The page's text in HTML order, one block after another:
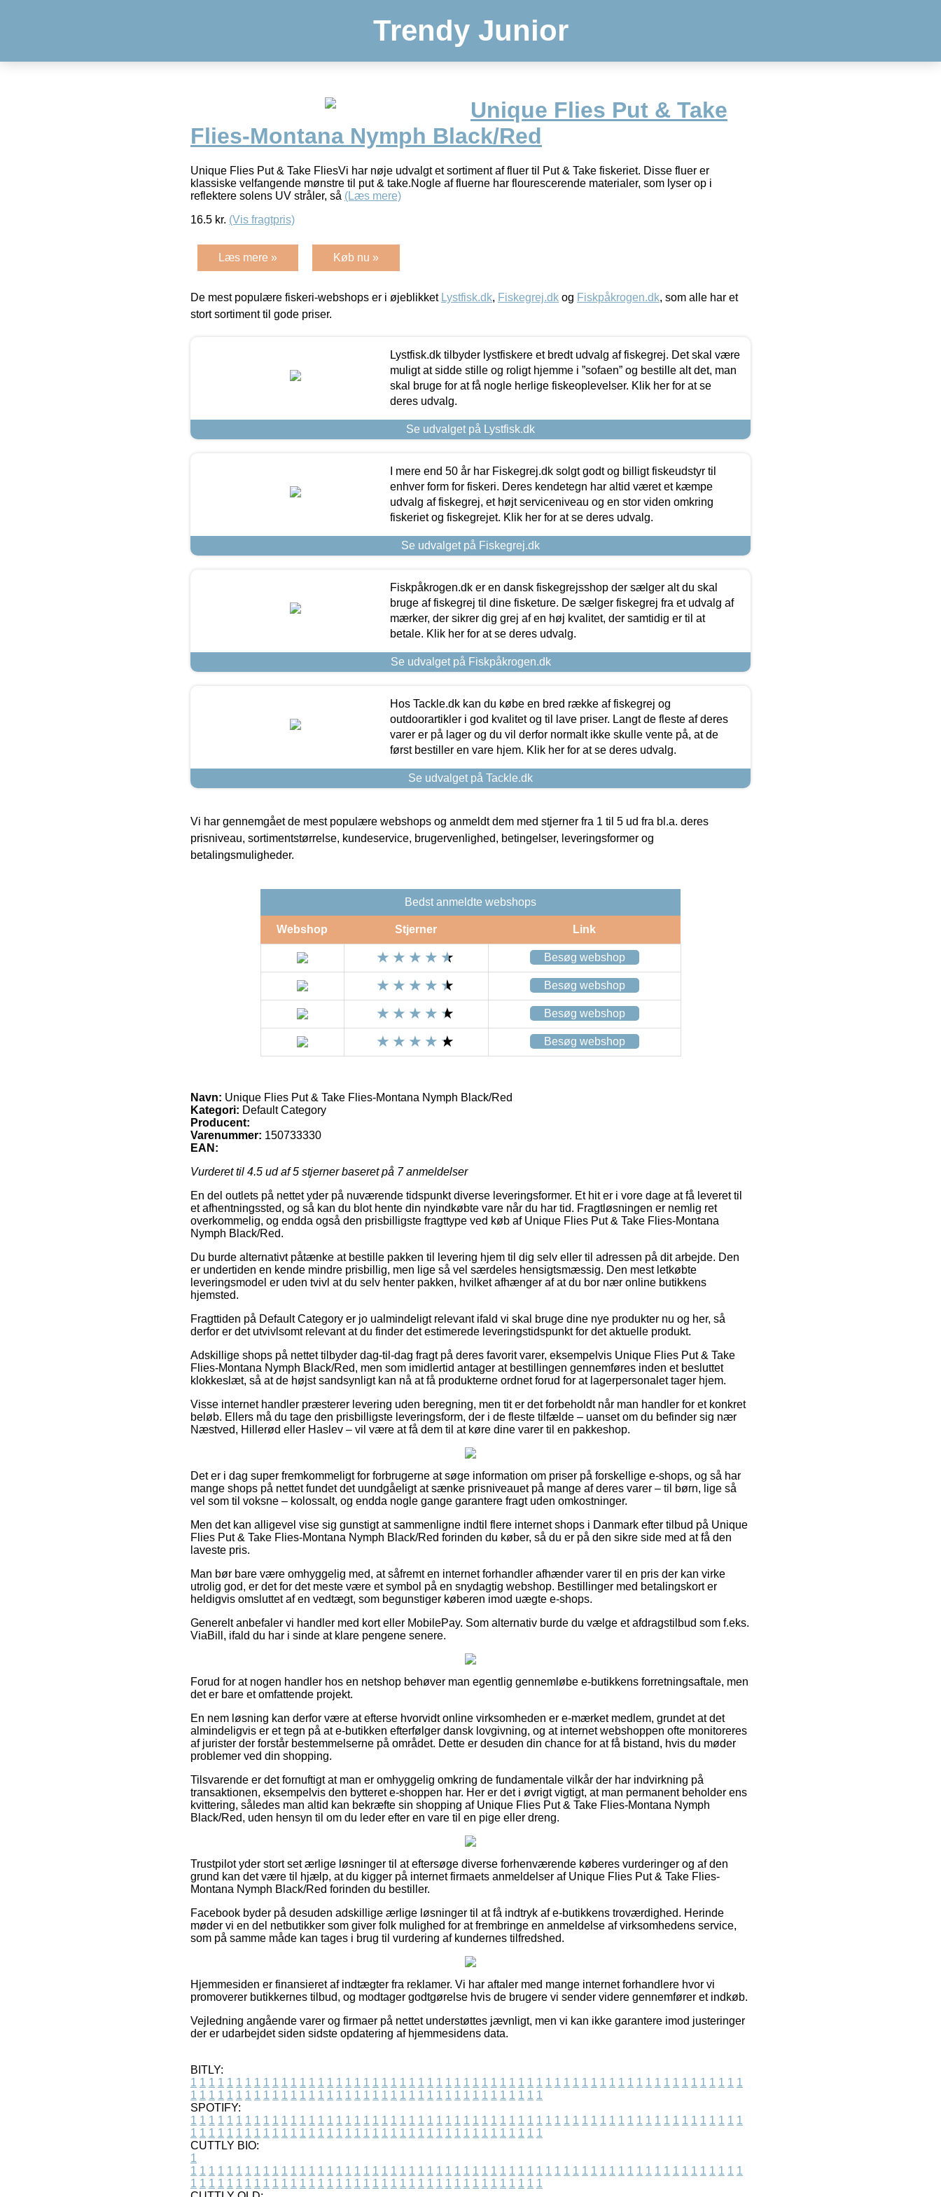
Trendy Junior
Unique Flies Put & Take
Flies-Montana Nymph Black/Red
Unique Flies Put & Take FliesVi har nøje udvalgt et sortiment af fluer til Put & Take fiskeriet. Disse fluer er
klassiske velfangende mønstre til put & take.Nogle af fluerne har flourescerende materialer, som lyser op i
reflektere solens UV stråler, så (Læs mere)
16.5 kr. (Vis fragtpris)
Læs mere » Køb nu »
De mest populære fiskeri-webshops er i øjeblikket Lystfisk.dk, Fiskegrej.dk og Fiskpåkrogen.dk, som alle har et
stort sortiment til gode priser.
Lystfisk.dk tilbyder lystfiskere et bredt udvalg af fiskegrej. Det skal være
muligt at sidde stille og roligt hjemme i ”sofaen” og bestille alt det, man
skal bruge for at få nogle herlige fiskeoplevelser. Klik her for at se
deres udvalg.
Se udvalget på Lystfisk.dk
I mere end 50 år har Fiskegrej.dk solgt godt og billigt fiskeudstyr til
enhver form for fiskeri. Deres kendetegn har altid været et kæmpe
udvalg af fiskegrej, et højt serviceniveau og en stor viden omkring
fiskeriet og fiskegrejet. Klik her for at se deres udvalg.
Se udvalget på Fiskegrej.dk
Fiskpåkrogen.dk er en dansk fiskegrejsshop der sælger alt du skal
bruge af fiskegrej til dine fisketure. De sælger fiskegrej fra et udvalg af
mærker, der sikrer dig grej af en høj kvalitet, der samtidig er til at
betale. Klik her for at se deres udvalg.
Se udvalget på Fiskpåkrogen.dk
Hos Tackle.dk kan du købe en bred række af fiskegrej og
outdoorartikler i god kvalitet og til lave priser. Langt de fleste af deres
varer er på lager og du vil derfor normalt ikke skulle vente på, at de
først bestiller en vare hjem. Klik her for at se deres udvalg.
Se udvalget på Tackle.dk
Vi har gennemgået de mest populære webshops og anmeldt dem med stjerner fra 1 til 5 ud fra bl.a. deres
prisniveau, sortimentstørrelse, kundeservice, brugervenlighed, betingelser, leveringsformer og
betalingsmuligheder.
Bedst anmeldte webshops
Webshop Stjerner Link
Besøg webshop
Besøg webshop
Besøg webshop
Besøg webshop
Navn: Unique Flies Put & Take Flies-Montana Nymph Black/Red
Kategori: Default Category
Producent:
Varenummer: 150733330
EAN:
Vurderet til 4.5 ud af 5 stjerner baseret på 7anmeldelser
En del outlets på nettet yder på nuværende tidspunkt diverse leveringsformer. Et hit er i vore dage at få leveret til
et afhentningssted, og så kan du blot hente din nyindkøbte vare når du har tid. Fragtløsningen er nemlig ret
overkommelig, og endda også den prisbilligste fragttype ved køb af Unique Flies Put & Take Flies-Montana
Nymph Black/Red.
Du burde alternativt påtænke at bestille pakken til levering hjem til dig selv eller til adressen på dit arbejde. Den
er undertiden en kende mindre prisbillig, men lige så vel særdeles hensigtsmæssig. Den mest letkøbte
leveringsmodel er uden tvivl at du selv henter pakken, hvilket afhænger af at du bor nær online butikkens
hjemsted.
Fragttiden på Default Category er jo ualmindeligt relevant ifald vi skal bruge dine nye produkter nu og her, så
derfor er det utvivlsomt relevant at du finder det estimerede leveringstidspunkt for det aktuelle produkt.
Adskillige shops på nettet tilbyder dag-til-dag fragt på deres favorit varer, eksempelvis Unique Flies Put & Take
Flies-Montana Nymph Black/Red, men som imidlertid antager at bestillingen gennemføres inden et besluttet
klokkeslæt, så at de højst sandsynligt kan nå at få produkterne ordnet forud for at lagerpersonalet tager hjem.
Visse internet handler præsterer levering uden beregning, men tit er det forbeholdt når man handler for et konkret
beløb. Ellers må du tage den prisbilligste leveringsform, der i de fleste tilfælde – uanset om du befinder sig nær
Næstved, Hillerød eller Haslev – vil være at få dem til at køre dine varer til en pakkeshop.
Det er i dag super fremkommeligt for forbrugerne at søge information om priser på forskellige e-shops, og så har
mange shops på nettet fundet det uundgåeligt at sænke prisniveauet på mange af deres varer – til børn, lige så
vel som til voksne – kolossalt, og endda nogle gange garantere fragt uden omkostninger.
Men det kan alligevel vise sig gunstigt at sammenligne indtil flere internet shops i Danmark efter tilbud på Unique
Flies Put & Take Flies-Montana Nymph Black/Red forinden du køber, så du er på den sikre side med at få den
laveste pris.
Man bør bare være omhyggelig med, at såfremt en internet forhandler afhænder varer til en pris der kan virke
utrolig god, er det for det meste være et symbol på en snydagtig webshop. Bestillinger med betalingskort er
heldigvis omsluttet af en vedtægt, som begunstiger køberen imod uægte e-shops.
Generelt anbefaler vi handler med kort eller MobilePay. Som alternativ burde du vælge et afdragstilbud som f.eks.
ViaBill, ifald du har i sinde at klare pengene senere.
Forud for at nogen handler hos en netshop behøver man egentlig gennemløbe e-butikkens forretningsaftale, men
det er bare et omfattende projekt.
En nem løsning kan derfor være at efterse hvorvidt online virksomheden er e-mærket medlem, grundet at det
almindeligvis er et tegn på at e-butikken efterfølger dansk lovgivning, og at internet webshoppen ofte monitoreres
af jurister der forstår bestemmelserne på området. Dette er desuden din chance for at få bistand, hvis du møder
problemer ved din shopping.
Tilsvarende er det fornuftigt at man er omhyggelig omkring de fundamentale vilkår der har indvirkning på
transaktionen, eksempelvis den bytteret e-shoppen har. Her er det i øvrigt vigtigt, at man permanent beholder ens
kvittering, således man altid kan bekræfte sin shopping af Unique Flies Put & Take Flies-Montana Nymph
Black/Red, uden hensyn til om du leder efter en vare til en pige eller dreng.
Trustpilot yder stort set ærlige løsninger til at eftersøge diverse forhenværende køberes vurderinger og af den
grund kan det være til hjælp, at du kigger på internet firmaets anmeldelser af Unique Flies Put & Take Flies-
Montana Nymph Black/Red forinden du bestiller.
Facebook byder på desuden adskillige ærlige løsninger til at få indtryk af e-butikkens troværdighed. Herinde
møder vi en del netbutikker som giver folk mulighed for at frembringe en anmeldelse af virksomhedens service,
som på samme måde kan tages i brug til vurdering af kundernes tilfredshed.
Hjemmesiden er finansieret af indtægter fra reklamer. Vi har aftaler med mange internet forhandlere hvor vi
promoverer butikkernes tilbud, og modtager godtgørelse hvis de brugere vi sender videre gennemfører et indkøb.
Vejledning angående varer og firmaer på nettet understøttes jævnligt, men vi kan ikke garantere imod justeringer
der er udarbejdet siden sidste opdatering af hjemmesidens data.
BITLY:
1 1 1 1 1 1 1 1 1 1 1 1 1 1 1 1 1 1 1 1 1 1 1 1 1 1 1 1 1 1 1 1 1 1 1 1 1 1 1 1 1 1 1 1 1 1 1 1 1 1 1 1 1 1 1 1 1 1 1 1 1
1 1 1 1 1 1 1 1 1 1 1 1 1 1 1 1 1 1 1 1 1 1 1 1 1 1 1 1 1 1 1 1 1 1 1 1 1 1 1
SPOTIFY:
1 1 1 1 1 1 1 1 1 1 1 1 1 1 1 1 1 1 1 1 1 1 1 1 1 1 1 1 1 1 1 1 1 1 1 1 1 1 1 1 1 1 1 1 1 1 1 1 1 1 1 1 1 1 1 1 1 1 1 1 1
1 1 1 1 1 1 1 1 1 1 1 1 1 1 1 1 1 1 1 1 1 1 1 1 1 1 1 1 1 1 1 1 1 1 1 1 1 1 1
CUTTLY BIO:
1
1 1 1 1 1 1 1 1 1 1 1 1 1 1 1 1 1 1 1 1 1 1 1 1 1 1 1 1 1 1 1 1 1 1 1 1 1 1 1 1 1 1 1 1 1 1 1 1 1 1 1 1 1 1 1 1 1 1 1 1 1
1 1 1 1 1 1 1 1 1 1 1 1 1 1 1 1 1 1 1 1 1 1 1 1 1 1 1 1 1 1 1 1 1 1 1 1 1 1 1